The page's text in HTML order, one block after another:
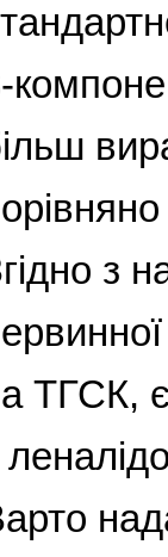
з
ТГСК,